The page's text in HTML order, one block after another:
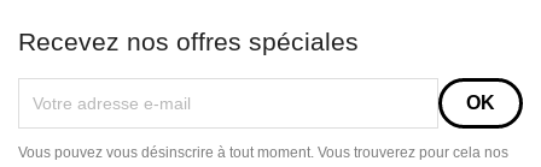
Recevez nos offres spéciales
Vous pouvez vous désinscrire à tout moment. Vous trouverez pour cela nos